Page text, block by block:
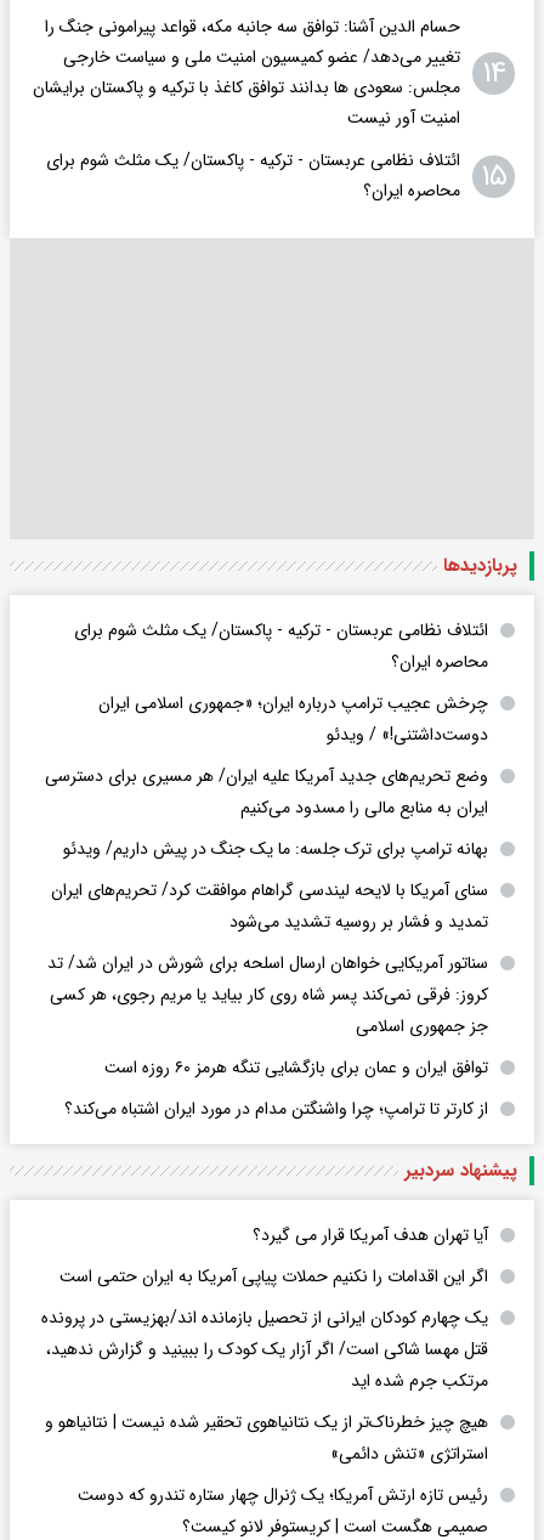
۱۴
حسام الدین آشنا: توافق سه جانبه مکه، قواعد پیرامونی جنگ را
تغییر می‌دهد/ عضو کمیسیون امنیت ملی و سیاست خارجی
مجلس: سعودی ها بدانند توافق کاغذ با ترکیه و پاکستان برایشان
امنیت آور نیست
۱۵
ائتلاف نظامی عربستان - ترکیه - پاکستان/ یک مثلث شوم برای
محاصره ایران؟
پربازدید‌ها
ائتلاف نظامی عربستان - ترکیه - پاکستان/ یک مثلث شوم برای
محاصره ایران؟
چرخش عجیب ترامپ درباره ایران؛ «جمهوری اسلامی ایران
دوست‌داشتنی!» / ویدئو
وضع تحریم‌های جدید آمریکا علیه ایران/ هر مسیری برای دسترسی
ایران به منابع مالی را مسدود می‌کنیم
بهانه ترامپ برای ترک جلسه: ما یک جنگ در پیش داریم/ ویدئو
سنای آمریکا با لایحه لیندسی گراهام موافقت کرد/ تحریم‌های ایران
تمدید و فشار بر روسیه تشدید می‌شود
سناتور آمریکایی خواهان ارسال اسلحه برای شورش در ایران شد/ تد
کروز: فرقی نمی‌کند پسر شاه روی کار بیاید یا مریم رجوی، هر کسی
جز جمهوری اسلامی
توافق ایران و عمان برای بازگشایی تنگه هرمز ۶۰ روزه است
از کارتر تا ترامپ؛ چرا واشنگتن مدام در مورد ایران اشتباه می‌کند؟
پیشنهاد سردبیر
آیا تهران هدف آمریکا قرار می گیرد؟
اگر این اقدامات را نکنیم حملات پیاپی آمریکا به ایران حتمی است
یک چهارم کودکان ایرانی از تحصیل بازمانده اند/بهزیستی در پرونده
قتل مهسا شاکی است/ اگر آزار یک کودک را ببینید و گزارش ندهید،
مرتکب جرم شده اید
هیچ چیز خطرناک‌تر از یک نتانیاهوی تحقیر شده نیست | نتانیاهو و
استراتژی «تنش دائمی»
رئیس تازه ارتش آمریکا؛ یک ژنرال چهار ستاره تندرو که دوست
صمیمی هگست است | کریستوفر لانو کیست؟